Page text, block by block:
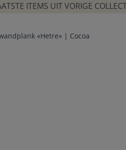
ITEMS UIT VORIGE
«Hetre» | Cocoa